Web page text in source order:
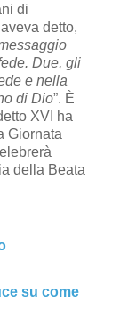
di
aveva detto,
Due, gli
e nella
di Dio”. È
XVI ha
Giornata
della Beata
su come